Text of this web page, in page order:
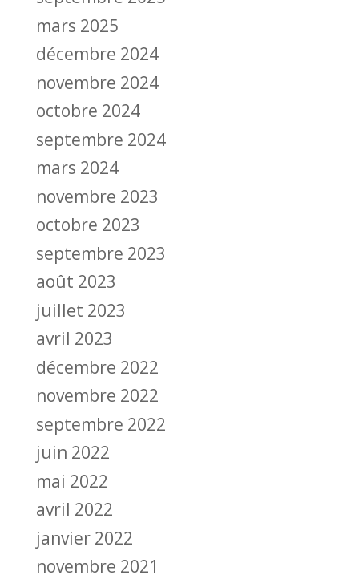
mars 2025
décembre 2024
novembre 2024
octobre 2024
septembre 2024
mars 2024
novembre 2023
octobre 2023
septembre 2023
août 2023
juillet 2023
avril 2023
décembre 2022
novembre 2022
septembre 2022
juin 2022
mai 2022
avril 2022
janvier 2022
novembre 2021